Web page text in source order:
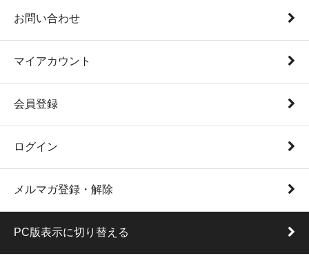
お問い合わせ
マイアカウント
会員登録
ログイン
メルマガ登録・解除
PC版表示に切り替える